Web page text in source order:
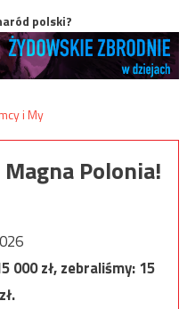
polski?
Polonia!
000zł, zebraliśmy:15
zł.